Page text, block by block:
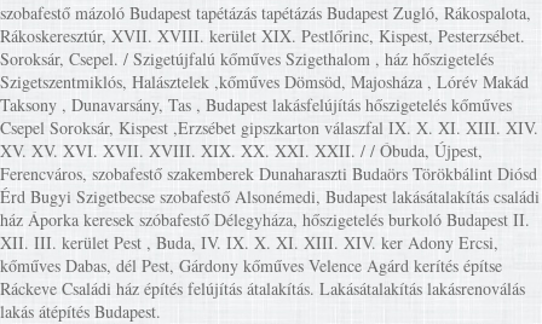
szobafestő mázoló Budapest tapétázás tapétázás Budapest Zugló, Rákospalota,
Rákoskeresztúr, XVII. XVIII. kerület XIX. Pestlőrinc, Kispest, Pesterzsébet.
Soroksár, Csepel. / Szigetújfalú kőműves Szigethalom , ház hőszigetelés
Szigetszentmiklós, Halásztelek ,kőműves Dömsöd, Majosháza , Lórév Makád
Taksony , Dunavarsány, Tas , Budapest lakásfelújítás hőszigetelés kőműves
Csepel Soroksár, Kispest ,Erzsébet gipszkarton válaszfal IX. X. XI. XIII. XIV.
XV. XV. XVI. XVII. XVIII. XIX. XX. XXI. XXII. / / Óbuda, Újpest,
Ferencváros, szobafestő szakemberek Dunaharaszti Budaörs Törökbálint Diósd
Érd Bugyi Szigetbecse szobafestő Alsonémedi, Budapest lakásátalakítás családi
ház Áporka keresek szóbafestő Délegyháza, hőszigetelés burkoló Budapest II.
XII. III. kerület Pest , Buda, IV. IX. X. XI. XIII. XIV. ker Adony Ercsi,
kőműves Dabas, dél Pest, Gárdony kőműves Velence Agárd kerítés építse
Ráckeve Családi ház építés felújítás átalakítás. Lakásátalakítás lakásrenoválás
lakás átépítés Budapest.